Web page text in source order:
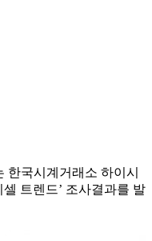
한국시계거래소 하이시
트렌드’ 조사결과를 발